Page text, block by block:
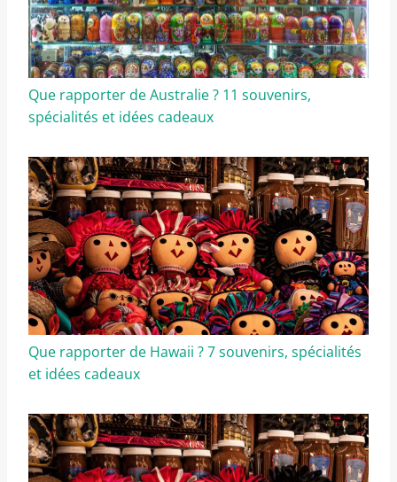
Que rapporter de Australie ? 11 souvenirs,
spécialités et idées cadeaux
Que rapporter de Hawaii ? 7 souvenirs, spécialités
et idées cadeaux